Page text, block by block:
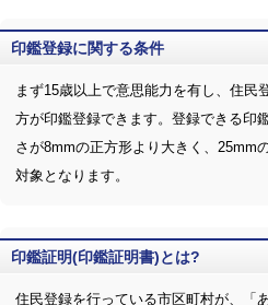
印鑑登録に関する条件
まず15歳以上で意思能力を有し、住民
方が印鑑登録できます。登録できる印
さが8mmの正方形より大きく、25mm
対象となります。
印鑑証明(印鑑証明書)とは?
住民登録を行っている市区町村が、「